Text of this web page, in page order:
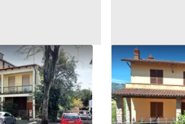
con corte
Asta Casa
verde
Cavriglia
286.980 €
09/09/2026